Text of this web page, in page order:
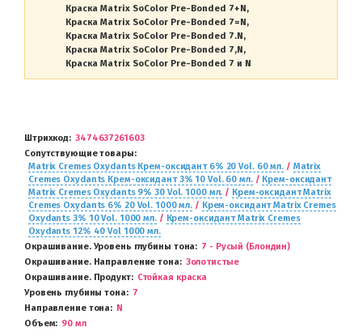
Краска Matrix SoColor Pre-Bonded 7+N
Краска Matrix SoColor Pre-Bonded 7=N
Краска Matrix SoColor Pre-Bonded 7.N
Краска Matrix SoColor Pre-Bonded 7,N
Краска Matrix SoColor Pre-Bonded 7 и N
Штрихкод
3474637261603
Сопутствующие товары
Matrix Cremes Oxydants Крем-оксидант 6% 20 Vol. 60 мл./ Matrix
Cremes Oxydants Крем-оксидант 3% 10 Vol. 60 мл./ Крем-оксидант
Matrix Cremes Oxydants 9% 30 Vol. 1000 мл. / Крем-оксидант Matrix
Cremes Oxydants 6% 20 Vol. 1000 мл. / Крем-оксидант Matrix Cremes
Oxydants 3% 10 Vol. 1000 мл./ Крем-оксидант Matrix Cremes
Oxydants 12% 40 Vol 1000 мл.
Окрашивание. Уровень глубины тона
7 - Русый (Блондин)
Окрашивание. Направление тона
Золотистые
Окрашивание. Продукт
Стойкая краска
Уровень глубины тона
7
Направление тона
N
Объем
90 мл